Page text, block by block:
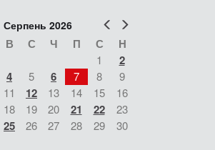
Попер
Серпень 2026
В С Ч П С Н
1 2
4 5 6 7 8
9
11 12 13 14 15
16
18 19 20 21 22
23
25 26 27 28 29
30